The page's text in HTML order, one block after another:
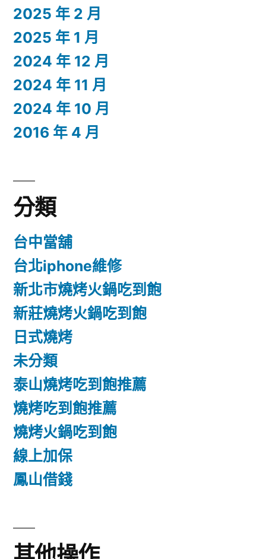
2025 年 2 月
2025 年 1 月
2024 年 12 月
2024 年 11 月
2024 年 10 月
2016 年 4 月
分類
台中當舖
台北iphone維修
新北市燒烤火鍋吃到飽
新莊燒烤火鍋吃到飽
日式燒烤
未分類
泰山燒烤吃到飽推薦
燒烤吃到飽推薦
燒烤火鍋吃到飽
線上加保
鳳山借錢